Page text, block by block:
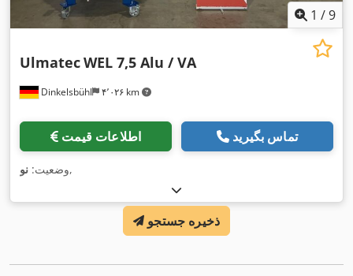
1 /9
Dinkelsbühl ۴٬۰۲۶ km
UlmatecWEL 7,5 Alu / VA
اطلاعات قیمت تماس بگیرید
وضعیت: نو ,
ذخیره جستجو